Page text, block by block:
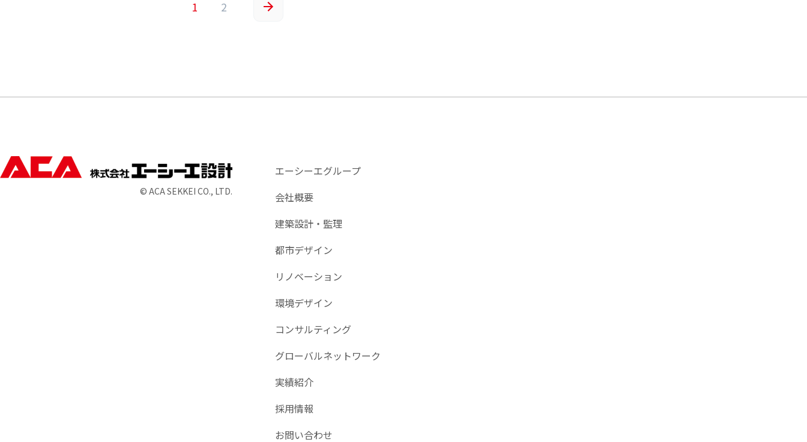
1 2 »
© ACA SEKKEI CO., LTD.
エーシーエグループ
会社概要
建築設計・監理
都市デザイン
リノベーション
環境デザイン
コンサルティング
グローバルネットワーク
実績紹介
採用情報
お問い合わせ